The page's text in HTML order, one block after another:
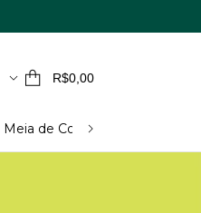
R$0,00
Meia de Compressão